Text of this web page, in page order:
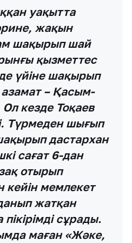
уақытта
жақын
шақырып шай
қызметтес
үйіне шақырып
азамат – Қасым-
кезде Тоқаев
Түрмеден шығып
дастархан
сағат 6-дан
отырып
кейін мемлекет
жатқан
сұрады.
маған «Жәке,